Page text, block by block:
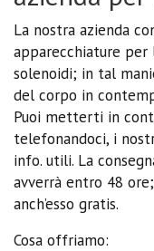
La nostra azienda
apparecchiature
solenoidi; in tal
del corpo in
Puoi metterti in
telefonandoci, i
info. utili. La
avverrà entro 48
anch’esso gratis.
Cosa offriamo: